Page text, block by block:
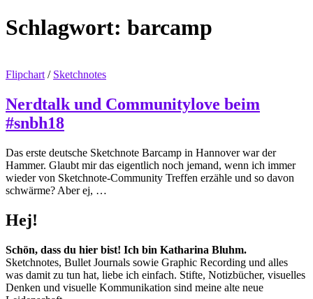
Schlagwort: barcamp
Flipchart / Sketchnotes
Nerdtalk und Communitylove beim
#snbh18
Das erste deutsche Sketchnote Barcamp in Hannover war der
Hammer. Glaubt mir das eigentlich noch jemand, wenn ich immer
wieder von Sketchnote-Community Treffen erzähle und so davon
schwärme? Aber ej, …
Hej!
Schön, dass du hier bist! Ich bin Katharina Bluhm.
Sketchnotes, Bullet Journals sowie Graphic Recording und alles
was damit zu tun hat, liebe ich einfach. Stifte, Notizbücher, visuelles
Denken und visuelle Kommunikation sind meine alte neue